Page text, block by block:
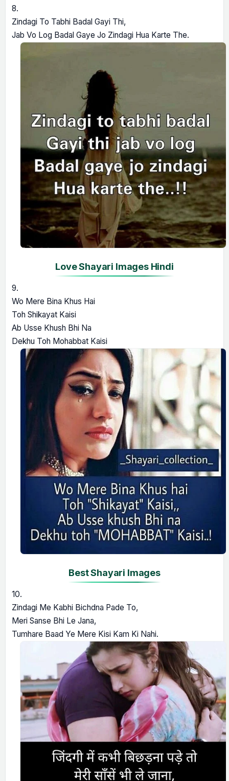
8.
Zindagi To Tabhi Badal Gayi Thi,
Jab Vo Log Badal Gaye Jo Zindagi Hua Karte The.
Love Shayari Images Hindi
9.
Wo Mere Bina Khus Hai
Toh Shikayat Kaisi
Ab Usse Khush Bhi Na
Dekhu Toh Mohabbat Kaisi
Best Shayari Images
10.
Zindagi Me Kabhi Bichdna Pade To,
Meri Sanse Bhi Le Jana,
Tumhare Baad Ye Mere Kisi Kam Ki Nahi.